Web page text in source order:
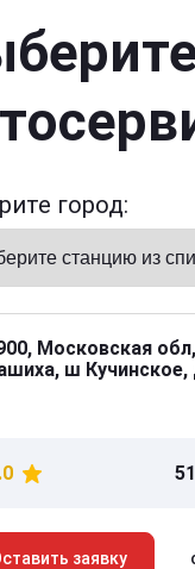
город:
Московская
ш Кучинское,
заявку